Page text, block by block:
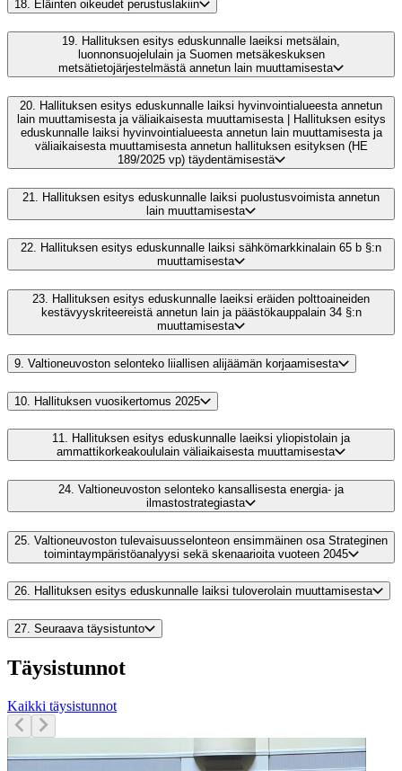
18. Eläinten oikeudet perustuslakiin
19. Hallituksen esitys eduskunnalle laeiksi metsälain,
luonnonsuojelulain ja Suomen metsäkeskuksen
metsätietojärjestelmästä annetun lain muuttamisesta
20.
Hallituksen esitys eduskunnalle laiksi hyvinvointialueesta annetun
lain muuttamisesta ja väliaikaisesta muuttamisesta | Hallituksen esitys
eduskunnalle laiksi hyvinvointialueesta annetun lain muuttamisesta ja
väliaikaisesta muuttamisesta annetun hallituksen esityksen (HE
189/2025 vp) täydentämisestä
21.
Hallituksen esitys eduskunnalle laiksi puolustusvoimista annetun
lain muuttamisesta
22. Hallituksen esitys eduskunnalle laiksi sähkömarkkinalain 65 b §:n
muuttamisesta
23. Hallituksen esitys eduskunnalle laeiksi eräiden polttoaineiden
kestävyyskriteereistä annetun lain ja päästökauppalain 34 §:n
muuttamisesta
9. Valtioneuvoston selonteko liiallisen alijäämän korjaamisesta
10. Hallituksen vuosikertomus 2025
11. Hallituksen esitys eduskunnalle laeiksi yliopistolain ja
ammattikorkeakoululain väliaikaisesta muuttamisesta
24. Valtioneuvoston selonteko kansallisesta energia- ja
ilmastostrategiasta
25. Valtioneuvoston tulevaisuusselonteon ensimmäinen osa Strateginen
toimintaympäristöanalyysi sekä skenaarioita vuoteen 2045
26. Hallituksen esitys eduskunnalle laiksi tuloverolain muuttamisesta
27. Seuraava täysistunto
Täysistunnot
Kaikki täysistunnot